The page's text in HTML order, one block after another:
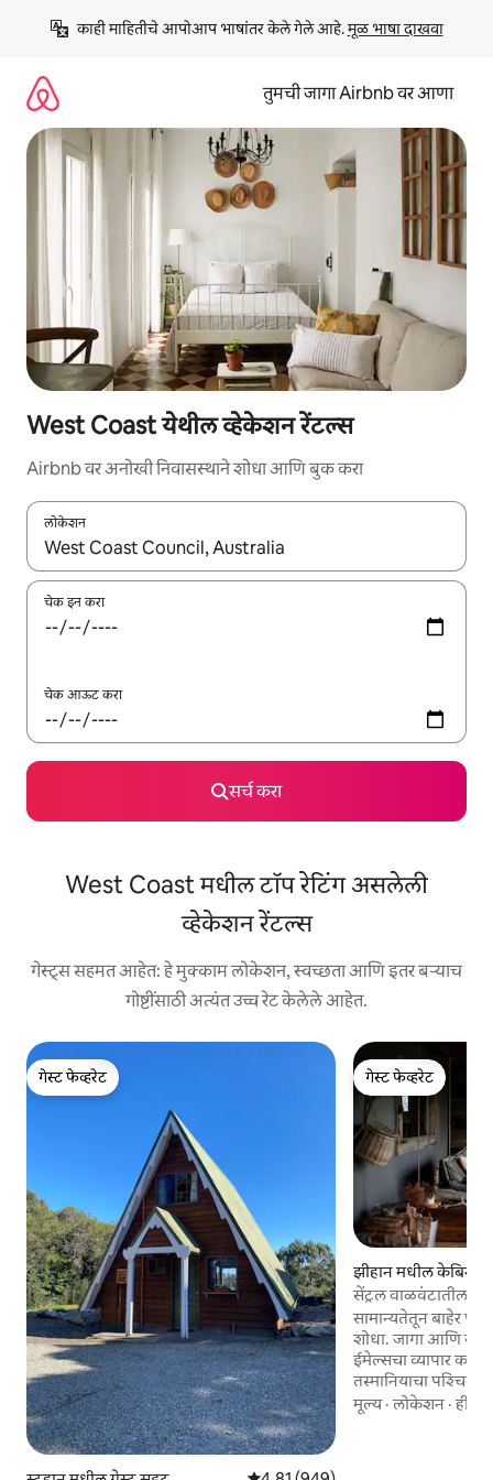
काही माहितीचे आपोआप भाषांतर केले गेले आहे. मूळ भाषा दाखवा
तुमची जागा Airbnb वर आणा
West Coast येथील व्हेकेशन रेंटल्स
Airbnb वर अनोखी निवासस्थाने शोधा आणि बुक करा
लोकेशन
जेव्हा परिणाम उपलब्ध असतील, तेव्हा वरच्या आणि खाली बाणांच्या किजसह
चेक इन करा
चेक आऊट करा
सर्च करा
West Coast मधील टॉप रेटिंग असलेली
व्हेकेशन रेंटल्स
गेस्ट्स सहमत आहेत: हे मुक्काम लोकेशन, स्वच्छता आणि इतर बऱ्याच
गोष्टींसाठी अत्यंत उच्च रेट केलेले आहेत.
गेस्ट फेव्हरेट
गेस्ट फेव्हरेट
गेस्ट फेव्हरेट
गेस्ट फेव्हरेट
झीहान मधील केबिन
सेंट्रल वाळवंटातील
सामान्यतेतून बाहेर
शोधा. जागा आणि स्वातंत्र्यासाठी ट्रॅफिक आणि
ईमेल्सचा व्यापार
तस्मानियाचा पश्चिम
आणि आता, तुम्हाला
मूल्य·लोकेशन ·हीटिंग